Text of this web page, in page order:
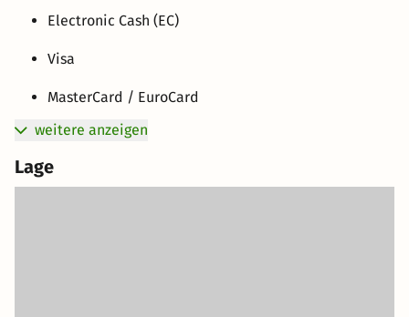
Electronic Cash (EC)
Visa
MasterCard / EuroCard
weitere anzeigen
Lage